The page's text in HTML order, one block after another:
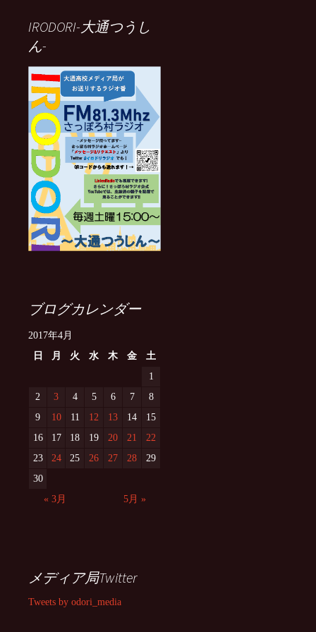
IRODORI-大通つうし
ん-
ブログカレンダー
2017年4月
日
月 火 水 木 金
土
1
2
3 4 5 6 7
8
9
10 11 12 13 14
15
16
17 18 19 20 21
22
23
24 25 26 27 28
29
30
« 3月
5月 »
メディア局Twitter
Tweets by odori_media